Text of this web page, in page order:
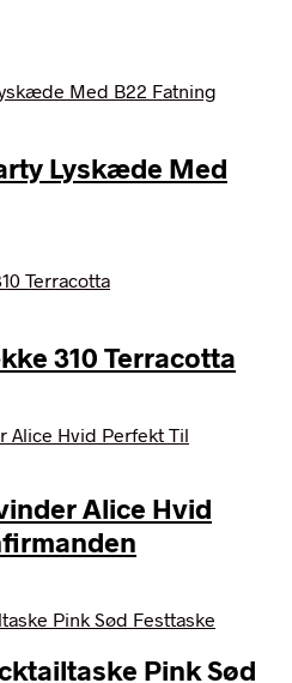
Lyskæde Med
364,00 kr..310 Terracotta
kr.. Alice Hvid
Pink Sød